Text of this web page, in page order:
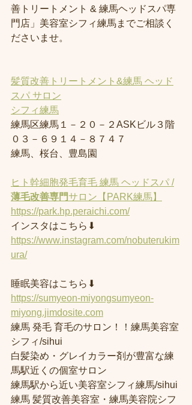
善トリートメント & 練馬ヘッドスパ専
門店」美容室シフィ練馬までご相談く
ださいませ。
髪質改善トリートメント&練馬 ヘッド
スパ サロン
シフィ練馬
練馬区練馬１－２０－２ASKビル３階
０３－６９１４－８７４７
練馬、桜台、豊島園
ヒト幹細胞発毛育毛 練馬 ヘッドスパ /
薄毛改善専門サロン【PARK練馬】
https://park.hp.peraichi.com/
インスタはこちら⬇︎
https://www.instagram.com/nobuterukim
ura/
睡眠美容はこちら⬇︎
https://sumyeon-miyongsumyeon-
miyong.jimdosite.com
練馬 発毛 育毛のサロン！！練馬美容室
シフィ/sihui
白髪染め・グレイカラー剤が豊富な練
馬駅近くの個室サロン
練馬駅から近い美容室シフィ練馬/sihui
練馬 髪質改善美容室・練馬美容院シフ